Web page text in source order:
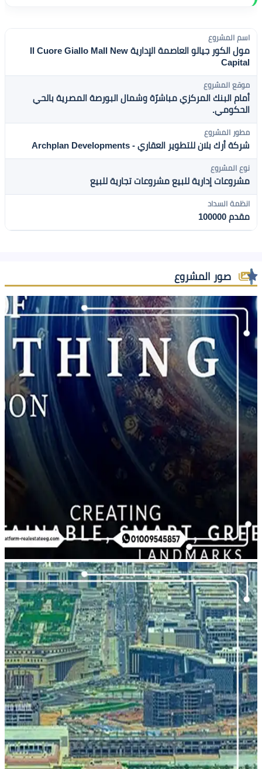
اسم المشروع
مول الكور جيالو العاصمة الإدارية Il Cuore Giallo Mall New
Capital
موقع المشروع
أمام البنك المركزي مباشرًة وشمال البورصة المصرية بالحي
الحكومي.
مطور المشروع
شركة أرك بلان للتطوير العقاري - Archplan Developments
نوع المشروع
مشروعات إدارية للبيع مشروعات تجارية للبيع
انظمة السداد
مقدم 100000
صور المشروع